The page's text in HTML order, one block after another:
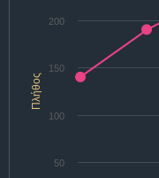
Πλήθος
50
100
150
200